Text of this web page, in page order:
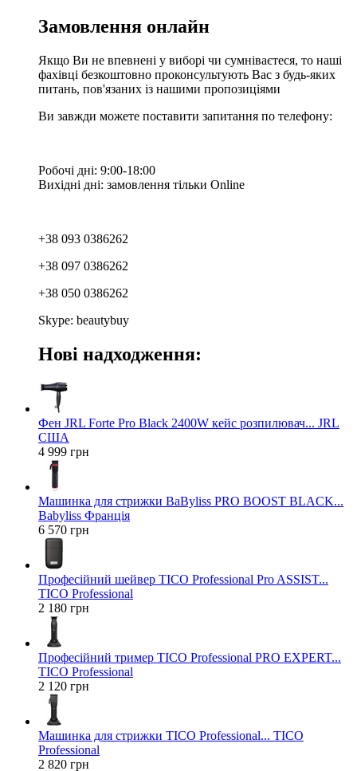
Замовлення онлайн
Якщо Ви не впевнені у виборі чи сумніваєтеся, то наші
фахівці безкоштовно проконсультують Вас з будь-яких
питань, пов'язаних із нашими пропозиціями
Ви завжди можете поставити запитання по телефону:
Робочі дні: 9:00-18:00
Вихідні дні: замовлення тільки Online
+38 093 0386262
+38 097 0386262
+38 050 0386262
Skype: beautybuy
Нові надходження:
Фен JRL Forte Pro Black 2400W кейс розпилювач... JRL
США
4 999 грн
Машинка для стрижки BaByliss PRO BOOST BLACK...
Babyliss Франція
6 570 грн
Професійний шейвер TICO Professional Pro ASSIST...
TICO Professional
2 180 грн
Професійний тример TICO Professional PRO EXPERT...
TICO Professional
2 120 грн
Машинка для стрижки TICO Professional... TICO
Professional
2 820 грн